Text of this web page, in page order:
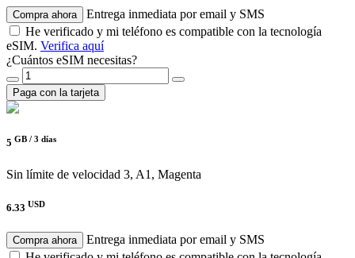
Compra ahora
Entrega inmediata por email y SMS
He verificado y mi teléfono es compatible con la tecnología
eSIM. Verifica aquí
¿Cuántos eSIM necesitas?
Paga con la tarjeta
5 GB / 3 días
Sin límite de velocidad 3, A1, Magenta
6.33 USD
Compra ahora
Entrega inmediata por email y SMS